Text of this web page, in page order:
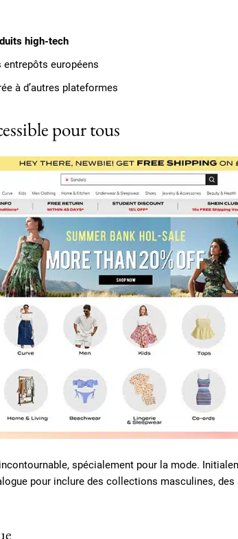
high-tech
entrepôts européens
à d’autres plateformes
pour tous
spécialement pour la mode.
pour inclure des collections masculines,